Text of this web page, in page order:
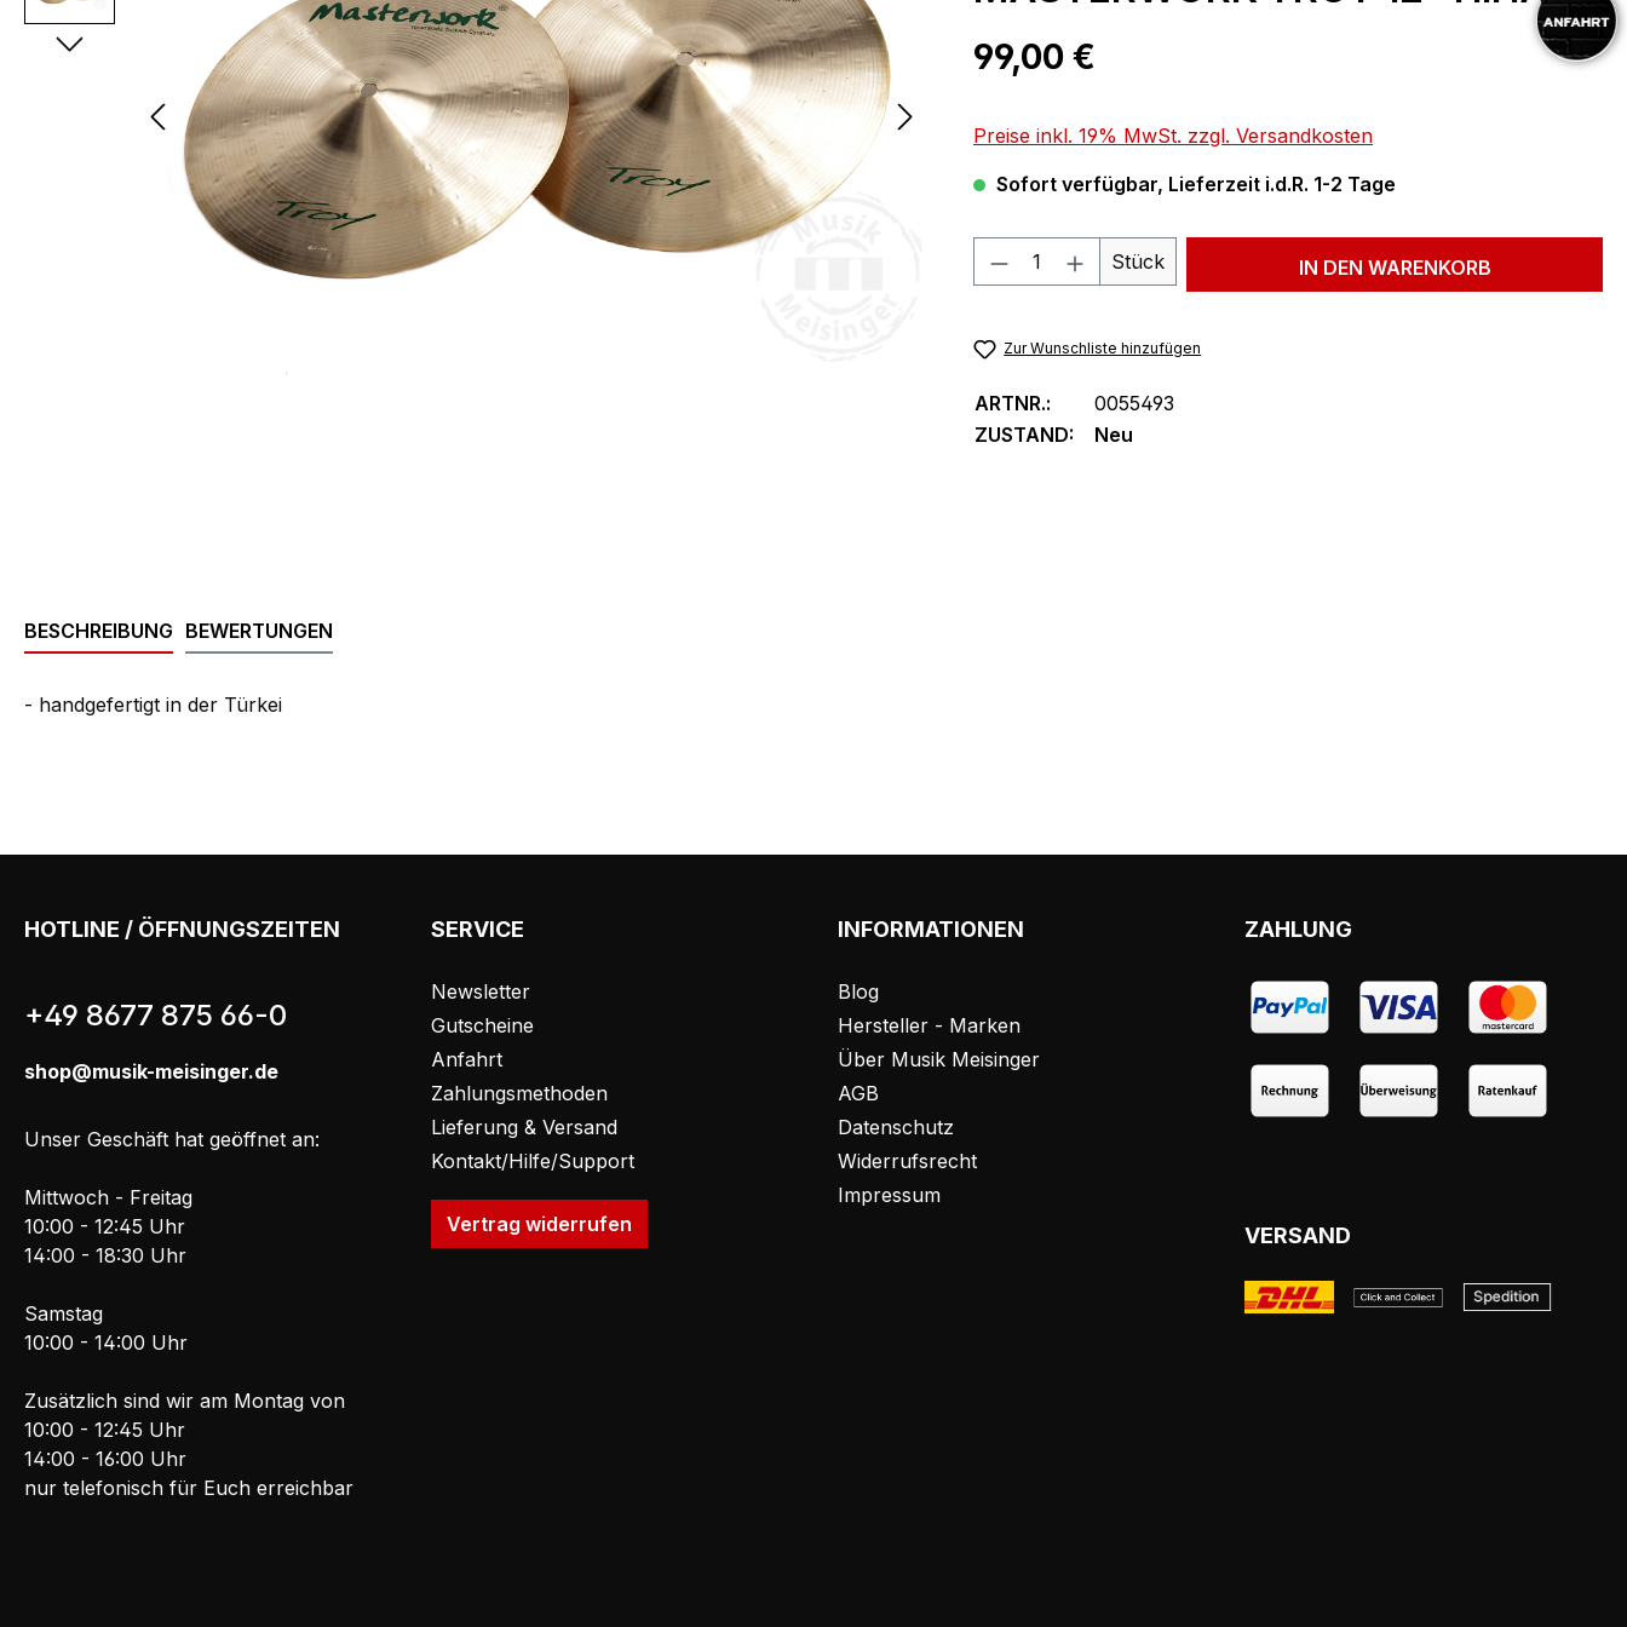
Regulärer Preis:
99,00 €
Preise inkl. 19% MwSt. zzgl. Versandkosten
Sofort verfügbar, Lieferzeit i.d.R. 1-2 Tage
Produkt Anzahl: Gib den gewünschten Wert
Stück IN DEN WARENKORB
Zur Wunschliste hinzufügen
ARTNR.:
0055493
ZUSTAND:
Neu
BESCHREIBUNG BEWERTUNGEN
- handgefertigt in der Türkei
HOTLINE / ÖFFNUNGSZEITEN
+49 8677 875 66-0
shop@musik-meisinger.de
Unser Geschäft hat geöffnet an:
Mittwoch - Freitag
10:00 - 12:45 Uhr
14:00 - 18:30 Uhr
Samstag
10:00 - 14:00 Uhr
Zusätzlich sind wir am Montag von
10:00 - 12:45 Uhr
14:00 - 16:00 Uhr
nur telefonisch für Euch erreichbar
SERVICE
Newsletter
Gutscheine
Anfahrt
Zahlungsmethoden
Lieferung & Versand
Kontakt/Hilfe/Support
Vertrag widerrufen
INFORMATIONEN
Blog
Hersteller - Marken
Über Musik Meisinger
AGB
Datenschutz
Widerrufsrecht
Impressum
ZAHLUNG
VERSAND